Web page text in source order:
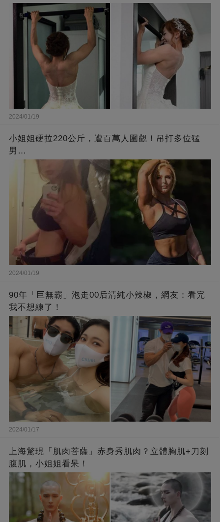
2024/01/19
小姐姐硬拉220公斤，遭百萬人圍觀！吊打多位猛
男…
2024/01/19
90年「巨無霸」泡走00后清純小辣椒，網友：看完
我不想練了！
2024/01/17
上海驚現「肌肉菩薩」赤身秀肌肉？立體胸肌+刀刻
腹肌，小姐姐看呆！